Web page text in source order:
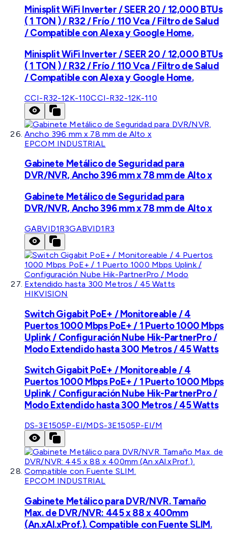
Minisplit WiFi Inverter / SEER 20 / 12,000 BTUs
( 1 TON ) / R32 / Frío / 110 Vca / Filtro de Salud
/ Compatible con Alexa y Google Home.
Minisplit WiFi Inverter / SEER 20 / 12,000 BTUs
( 1 TON ) / R32 / Frío / 110 Vca / Filtro de Salud
/ Compatible con Alexa y Google Home.
CCI-R32-12K-110CCI-R32-12K-110
EPCOM INDUSTRIAL
Gabinete Metálico de Seguridad para
DVR/NVR, Ancho 396 mm x 78 mm de Alto x
Gabinete Metálico de Seguridad para
DVR/NVR, Ancho 396 mm x 78 mm de Alto x
GABVID1R3GABVID1R3
HIKVISION
Switch Gigabit PoE+ / Monitoreable / 4
Puertos 1000 Mbps PoE+ / 1 Puerto 1000 Mbps
Uplink / Configuración Nube Hik-PartnerPro /
Modo Extendido hasta 300 Metros / 45 Watts
Switch Gigabit PoE+ / Monitoreable / 4
Puertos 1000 Mbps PoE+ / 1 Puerto 1000 Mbps
Uplink / Configuración Nube Hik-PartnerPro /
Modo Extendido hasta 300 Metros / 45 Watts
DS-3E1505P-EI/MDS-3E1505P-EI/M
EPCOM INDUSTRIAL
Gabinete Metálico para DVR/NVR. Tamaño
Max. de DVR/NVR: 445 x 88 x 400mm
(An.xAl.xProf.). Compatible con Fuente SLIM.